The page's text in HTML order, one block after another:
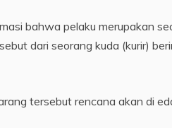
bahwa pelaku merupakan
dari seorang kuda (kurir)
tersebut rencana akan di